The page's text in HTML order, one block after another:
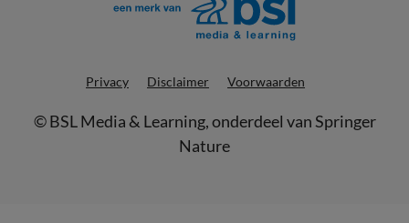
Privacy Disclaimer Voorwaarden
©BSL Media & Learning, onderdeel vanSpringer
Nature